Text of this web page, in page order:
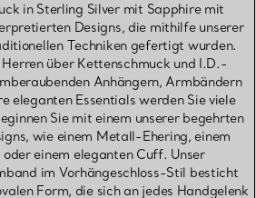
in Sterling Silver mit Sapphire mit
Designs, die mithilfe unserer
Techniken gefertigt wurden.
über Kettenschmuck und I.D.-
Anhängern, Armbändern
eleganten Essentials werden Sie viele
Sie mit einem unserer begehrten
wie einem Metall-Ehering, einem
einem eleganten Cuff. Unser
im Vorhängeschloss-Stil besticht
Form, die sich an jedes Handgelenk